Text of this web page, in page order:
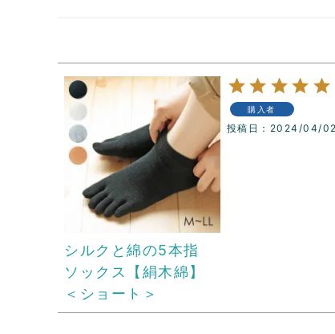
シルクと綿の5本指
ソックス【絹木綿】
＜ショート＞
購入者
投稿日 2024/04/02